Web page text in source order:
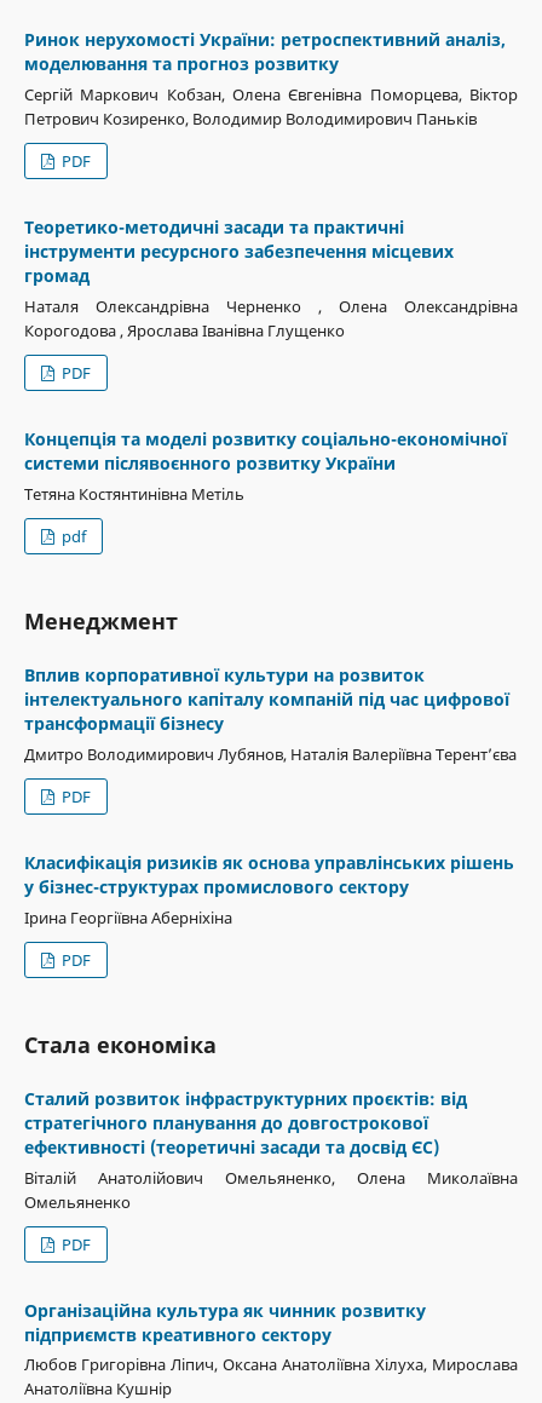
Ринок нерухомості України: ретроспективний аналіз,
моделювання та прогноз розвитку
Сергій Маркович Кобзан, Олена Євгенівна Поморцева, Віктор
Петрович Козиренко, Володимир Володимирович Паньків
PDF
Теоретико-методичні засади та практичні
інструменти ресурсного забезпечення місцевих
громад
Наталя Олександрівна Черненко , Олена Олександрівна
Корогодова , Ярослава Іванівна Глущенко
PDF
Концепція та моделі розвитку соціально-економічної
системи післявоєнного розвитку України
Тетяна Костянтинівна Метіль
pdf
Менеджмент
Вплив корпоративної культури на розвиток
інтелектуального капіталу компаній під час цифрової
трансформації бізнесу
Дмитро Володимирович Лубянов, Наталія Валеріївна Терент’єва
PDF
Класифікація ризиків як основа управлінських рішень
у бізнес-структурах промислового сектору
Ірина Георгіївна Аберніхіна
PDF
Стала економіка
Сталий розвиток інфраструктурних проєктів: від
стратегічного планування до довгострокової
ефективності (теоретичні засади та досвід ЄС)
Віталій Анатолійович Омельяненко, Олена Миколаївна
Омельяненко
PDF
Організаційна культура як чинник розвитку
підприємств креативного сектору
Любов Григорівна Ліпич, Оксана Анатоліївна Хілуха, Мирослава
Анатоліївна Кушнір